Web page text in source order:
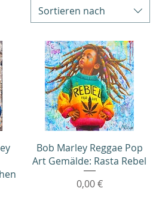
Sortieren nach
Schnellansicht
Bob Marley Reggae Pop
Art Gemälde: Rasta Rebel
Preis
0,00 €